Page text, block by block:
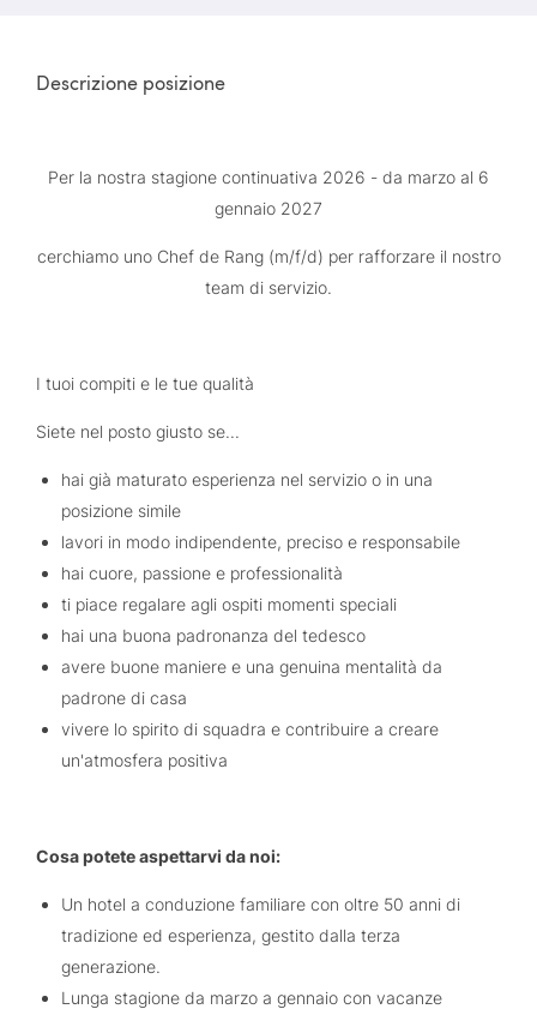
Descrizione posizione
Per la nostra stagione continuativa 2026 - da marzo al 6
gennaio 2027
cerchiamo uno Chef de Rang (m/f/d) per rafforzare il nostro
team di servizio.
I tuoi compiti e le tue qualità
Siete nel posto giusto se...
hai già maturato esperienza nel servizio o in una
posizione simile
lavori in modo indipendente, preciso e responsabile
hai cuore, passione e professionalità
ti piace regalare agli ospiti momenti speciali
hai una buona padronanza del tedesco
avere buone maniere e una genuina mentalità da
padrone di casa
vivere lo spirito di squadra e contribuire a creare
un'atmosfera positiva
Cosa potete aspettarvi da noi:
Un hotel a conduzione familiare con oltre 50 anni di
tradizione ed esperienza, gestito dalla terza
generazione.
Lunga stagione da marzo a gennaio con vacanze